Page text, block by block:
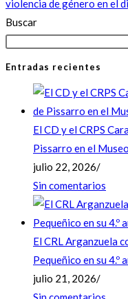
violencia de género en el
Buscar
Entradas recientes
El CD y el CRPS
Pissarro en el
julio 22, 2026/
Sin comentarios
El CRL Arganzuela
Pequeñico en su 4.º
julio 21, 2026/